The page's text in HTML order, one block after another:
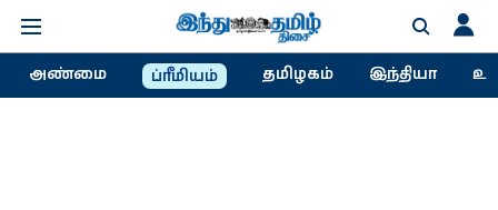
அண்மை ப்ரீமியம் தமிழகம் இந்தியா